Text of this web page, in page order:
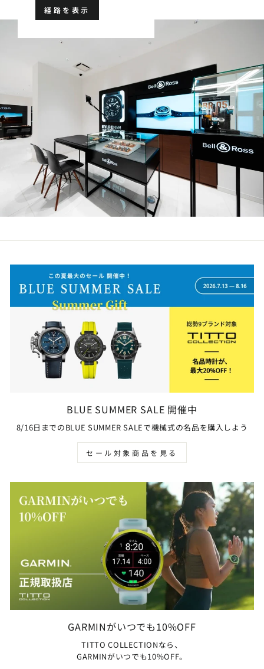
経路を表示
BLUE SUMMER SALE 開催中
8/16日までのBLUE SUMMER SALEで機械式の名品を購入しよう
セール対象商品を見る
GARMINがいつでも10%OFF
TITTO COLLECTIONなら、
GARMINがいつでも10%OFF。